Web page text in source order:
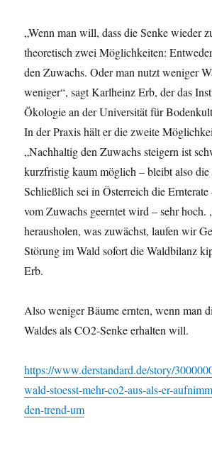
„Wenn man will, dass die Senke wieder
theoretisch zwei Möglichkeiten:
den Zuwachs. Oder man nutzt weniger
weniger“, sagt Karlheinz Erb, der das
Ökologie an der Universität für
In der Praxis hält er die zweite
„Nachhaltig den Zuwachs steigern ist
kurzfristig kaum möglich – bleibt also
Schließlich sei in Österreich die
vom Zuwachs geerntet wird – sehr hoch.
herausholen, was zuwächst, laufen wir
Störung im Wald sofort die Waldbilanz
Erb.
Also weniger Bäume ernten, wenn man
Waldes als CO2-Senke erhalten will.
https://www.derstandard.de/story/
wald-stoesst-mehr-co2-aus-als-er-
den-trend-um